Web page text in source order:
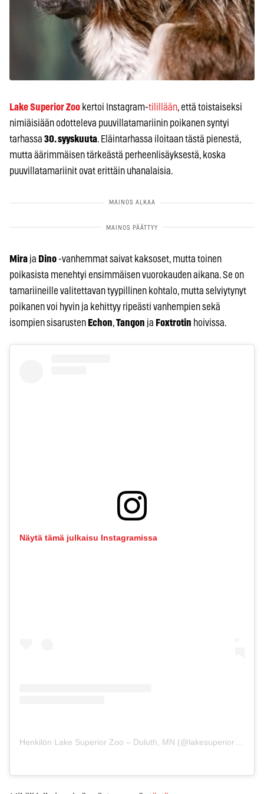
Lake Superior Zoo kertoi Instagram-tilillään, että toistaiseksi
nimiäisiään odotteleva puuvillatamariinin poikanen syntyi
tarhassa 30. syyskuuta. Eläintarhassa iloitaan tästä pienestä,
mutta äärimmäisen tärkeästä perheenlisäyksestä, koska
puuvillatamariinit ovat erittäin uhanalaisia.
Mira ja Dino-vanhemmat saivat kaksoset, mutta toinen
poikasista menehtyi ensimmäisen vuorokauden aikana. Se on
tamariineille valitettavan tyypillinen kohtalo, mutta selviytynyt
poikanen voi hyvin ja kehittyy ripeästi vanhempien sekä
isompien sisarusten Echon,Tangon ja Foxtrotin hoivissa.
Näytä tämä julkaisu Instagramissa